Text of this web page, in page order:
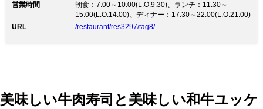
直送鮮魚とA5ランクの高品質なお肉など、 旬の素材を
贅沢に使い、素材の味を生かした和食が自慢 【コー
ス】 ご宴会…2時間飲み放題付コース6,000円(税抜)。
プロジェクター、ホワイトボード等もご用意できます
（別途有料） 歓迎会、送別会、同窓会、忘年会、新年
営業時間
朝食：7:00～10:00(L.O.9:30)、ランチ：11:30～
15:00(L.O.14:00)、ディナー：17:30～22:00(L.O.21:00)
URL
/restaurant/res3297/tag8/
美味しい牛肉寿司と美味しい和牛ユッケ